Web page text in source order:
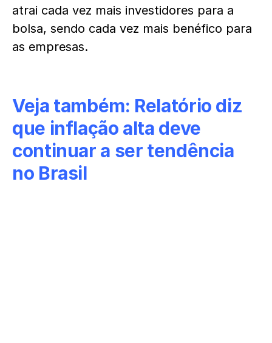
atrai cada vez mais investidores para a
bolsa, sendo cada vez mais benéfico para
as empresas.
Veja também: Relatório diz
que inflação alta deve
continuar a ser tendência
no Brasil